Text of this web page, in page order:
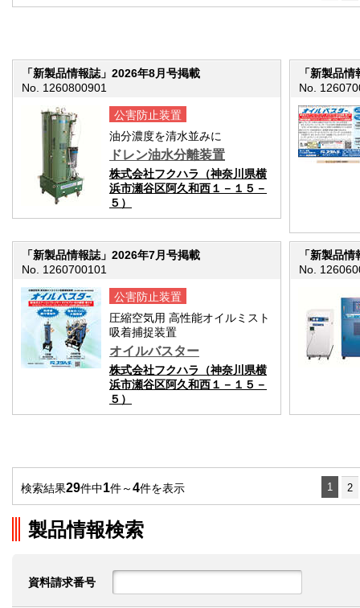
「新製品情報誌」2026年8月号掲載
No. 1260800901
公害防止装置
油分濃度を清水並みに
ドレン油水分離装置
株式会社フクハラ（神奈川県横
浜市瀬谷区阿久和西１－１５－
５）
「新製品
No.
「新製品情報誌」2026年7月号掲載
No. 1260700101
公害防止装置
圧縮空気用 高性能オイルミスト
吸着捕捉装置
オイルバスター
株式会社フクハラ（神奈川県横
浜市瀬谷区阿久和西１－１５－
５）
「新製品
No.
検索結果29件中1件～4件を表示 1 2
製品情報検索
資料請求番号